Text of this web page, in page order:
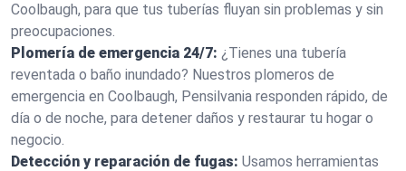
Coolbaugh, para que tus tuberías fluyan sin problemas y sin
preocupaciones.
Plomería de emergencia 24/7: ¿Tienes una tubería
reventada o baño inundado? Nuestros plomeros de
emergencia en Coolbaugh, Pensilvania responden rápido, de
día o de noche, para detener daños y restaurar tu hogar o
negocio.
Detección y reparación de fugas: Usamos herramientas